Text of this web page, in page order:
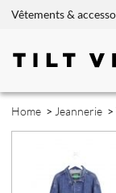
Vêtements &
Home > Jeannerie >